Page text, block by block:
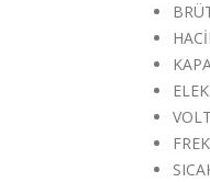
VOLT